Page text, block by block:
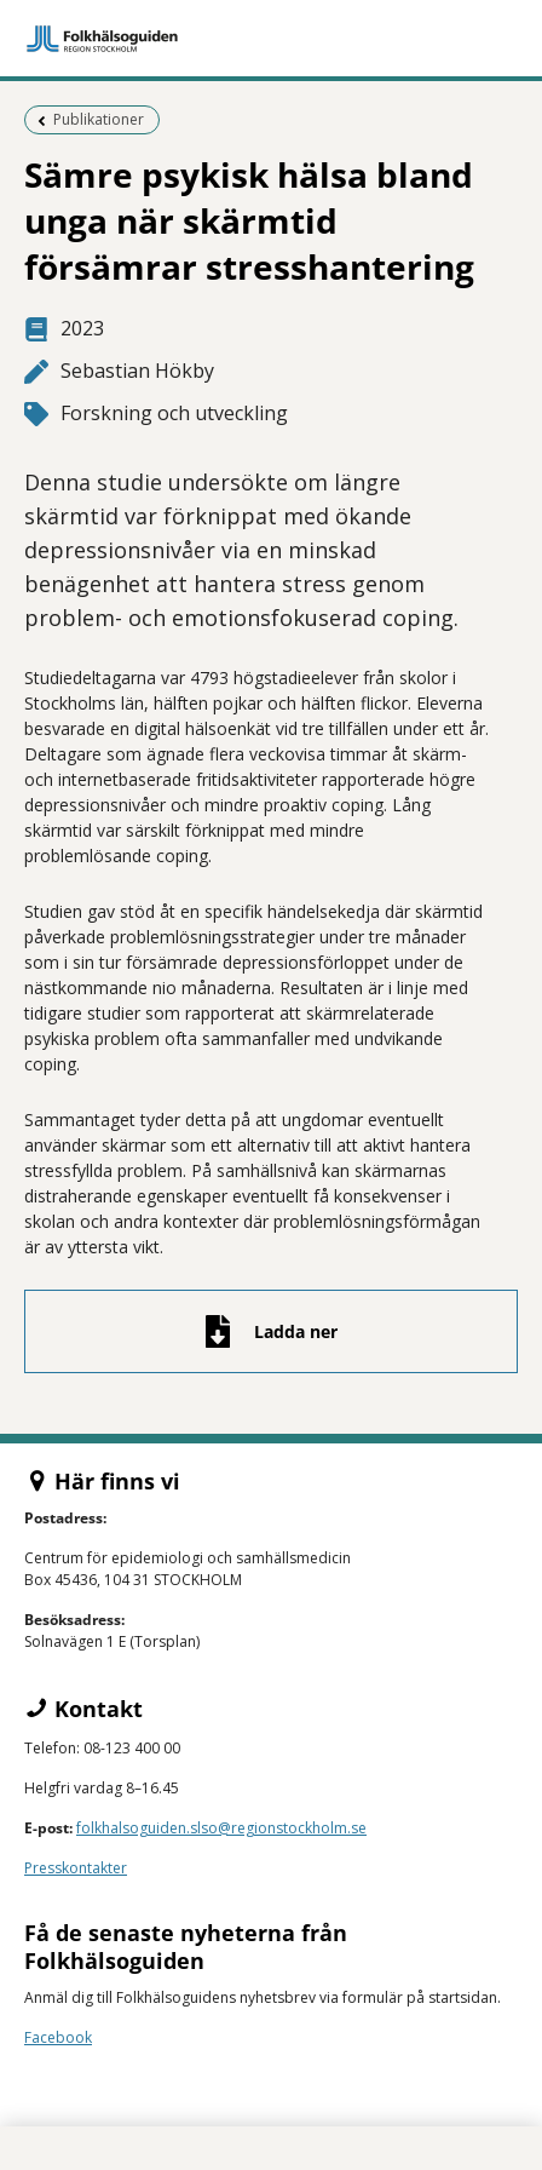
Föregående sida:
Publikationer
Sämre psykisk hälsa bland
unga när skärmtid
försämrar stresshantering
2023
Sebastian Hökby
Forskning och utveckling
Denna studie undersökte om längre
skärmtid var förknippat med ökande
depressionsnivåer via en minskad
benägenhet att hantera stress genom
problem- och emotionsfokuserad coping.
Studiedeltagarna var 4793 högstadieelever från skolor i
Stockholms län, hälften pojkar och hälften flickor. Eleverna
besvarade en digital hälsoenkät vid tre tillfällen under ett år.
Deltagare som ägnade flera veckovisa timmar åt skärm-
och internetbaserade fritidsaktiviteter rapporterade högre
depressionsnivåer och mindre proaktiv coping. Lång
skärmtid var särskilt förknippat med mindre
problemlösande coping.
Studien gav stöd åt en specifik händelsekedja där skärmtid
påverkade problemlösningsstrategier under tre månader
som i sin tur försämrade depressionsförloppet under de
nästkommande nio månaderna. Resultaten är i linje med
tidigare studier som rapporterat att skärmrelaterade
psykiska problem ofta sammanfaller med undvikande
coping.
Sammantaget tyder detta på att ungdomar eventuellt
använder skärmar som ett alternativ till att aktivt hantera
stressfyllda problem. På samhällsnivå kan skärmarnas
distraherande egenskaper eventuellt få konsekvenser i
skolan och andra kontexter där problemlösningsförmågan
är av yttersta vikt.
Ladda ner
Här finns vi
Postadress:
Centrum för epidemiologi och samhällsmedicin
Box 45436, 104 31 STOCKHOLM
Besöksadress:
Solnavägen 1 E (Torsplan)
Kontakt
Telefon: 08-123 400 00
Helgfri vardag 8–16.45
E-post:folkhalsoguiden.slso@regionstockholm.se
Presskontakter
Få de senaste nyheterna från
Folkhälsoguiden
Anmäl dig till Folkhälsoguidens nyhetsbrev via formulär på startsidan.
Facebook